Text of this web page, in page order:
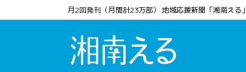
ン
ビ
月2回発刊（月間計23万部） 地域応援新聞「湘南え